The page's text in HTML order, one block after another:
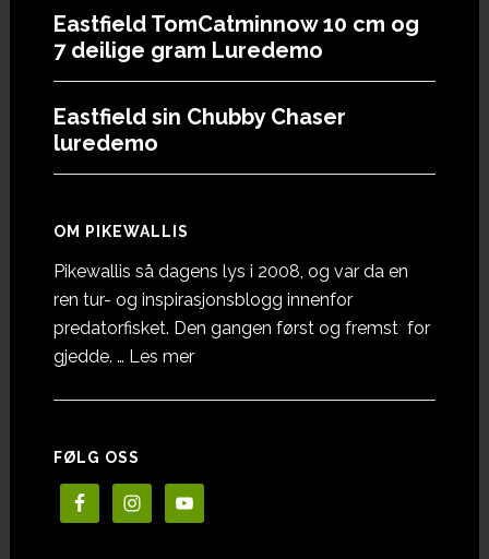
Eastfield TomCatminnow 10 cm og
7 deilige gram Luredemo
Eastfield sin Chubby Chaser
luredemo
OM PIKEWALLIS
Pikewallis så dagens lys i 2008, og var da en
ren tur- og inspirasjonsblogg innenfor
predatorfisket. Den gangen først og fremst for
gjedde. … Les meromOm
FØLG OSS